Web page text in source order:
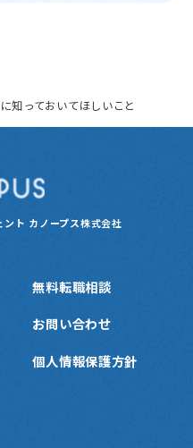
知っておいてほしいこと
ント カノープス株式会社
無料転職相談
お問い合わせ
個人情報保護方針